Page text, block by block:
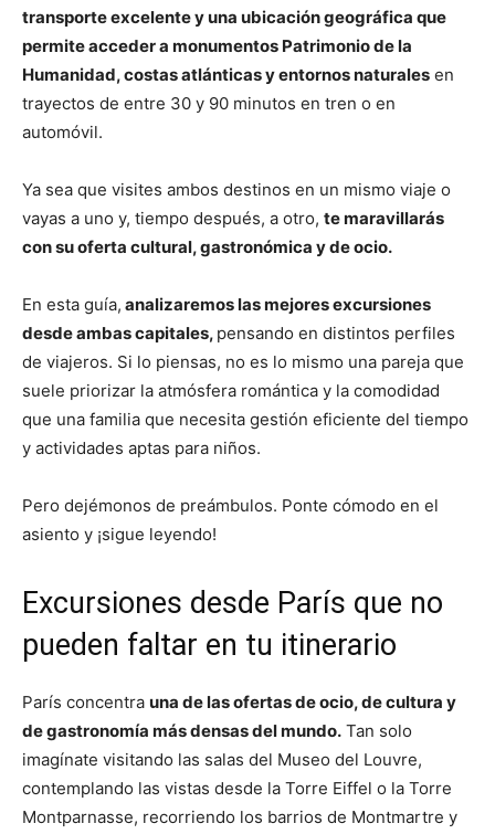
transporte excelente y una ubicación geográfica que
permite acceder a monumentos Patrimonio de la
Humanidad, costas atlánticas y entornos naturales en
trayectos de entre 30 y 90 minutos en tren o en
automóvil.
Ya sea que visites ambos destinos en un mismo viaje o
vayas a uno y, tiempo después, a otro, te maravillarás
con su oferta cultural, gastronómica y de ocio.
En esta guía, analizaremos las mejores excursiones
desde ambas capitales, pensando en distintos perfiles
de viajeros. Si lo piensas, no es lo mismo una pareja que
suele priorizar la atmósfera romántica y la comodidad
que una familia que necesita gestión eficiente del tiempo
y actividades aptas para niños.
Pero dejémonos de preámbulos. Ponte cómodo en el
asiento y ¡sigue leyendo!
Excursiones desde París que no
pueden faltar en tu itinerario
París concentra una de las ofertas de ocio, de cultura y
de gastronomía más densas del mundo. Tan solo
imagínate visitando las salas del Museo del Louvre,
contemplando las vistas desde la Torre Eiffel o la Torre
Montparnasse, recorriendo los barrios de Montmartre y